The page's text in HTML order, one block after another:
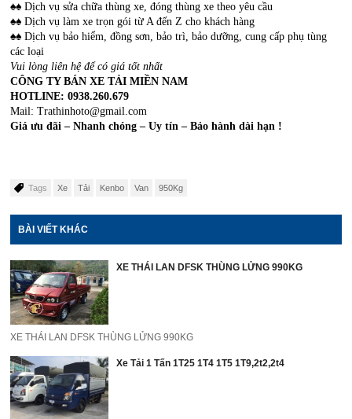
♠♠ Dịch vụ sửa chữa thùng xe, đóng thùng xe theo yêu cầu
♠♠ Dịch vụ làm xe trọn gói từ A đến Z cho khách hàng
♠♠ Dịch vụ bảo hiểm, đồng sơn, bảo trì, bảo dưỡng, cung cấp phụ tùng
các loại
Vui lòng liên hệ để có giá tốt nhất
CÔNG TY BÁN XE TẢI MIỀN NAM
HOTLINE: 0938.260.679
Mail: Trathinhoto@gmail.com
Giá ưu đãi – Nhanh chóng – Uy tín – Bảo hành dài hạn !
Tags Xe Tải Kenbo Van 950Kg
BÀI VIẾT KHÁC
XE THÁI LAN DFSK THÙNG LỬNG 990KG
XE THÁI LAN DFSK THÙNG LỬNG 990KG
Xe Tải 1 Tấn 1T25 1T4 1T5 1T9,2t2,2t4